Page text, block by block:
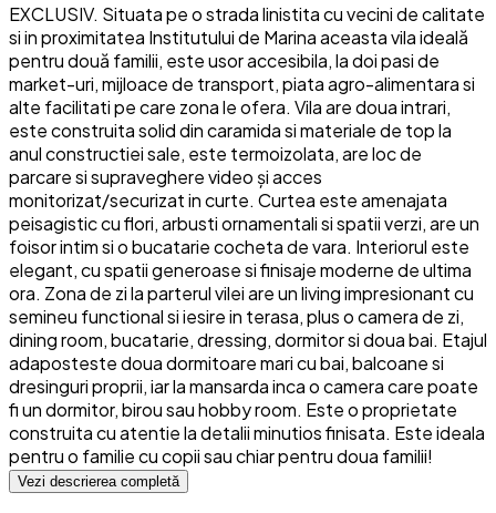
EXCLUSIV. Situata pe o strada linistita cu vecini de calitate
si in proximitatea Institutului de Marina aceasta vila ideală
pentru două familii, este usor accesibila, la doi pasi de
market-uri, mijloace de transport, piata agro-alimentara si
alte facilitati pe care zona le ofera. Vila are doua intrari,
este construita solid din caramida si materiale de top la
anul constructiei sale, este termoizolata, are loc de
parcare si supraveghere video și acces
monitorizat/securizat in curte. Curtea este amenajata
peisagistic cu flori, arbusti ornamentali si spatii verzi, are un
foisor intim si o bucatarie cocheta de vara. Interiorul este
elegant, cu spatii generoase si finisaje moderne de ultima
ora. Zona de zi la parterul vilei are un living impresionant cu
semineu functional si iesire in terasa, plus o camera de zi,
dining room, bucatarie, dressing, dormitor si doua bai. Etajul
adaposteste doua dormitoare mari cu bai, balcoane si
dresinguri proprii, iar la mansarda inca o camera care poate
fi un dormitor, birou sau hobby room. Este o proprietate
construita cu atentie la detalii minutios finisata. Este ideala
pentru o familie cu copii sau chiar pentru doua familii!
Vezi descrierea completă